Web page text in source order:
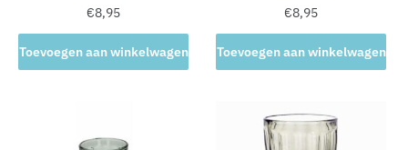
€8,95
Toevoegen aan winkelwagen
€8,95
Toevoegen aan winkelwagen